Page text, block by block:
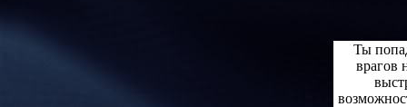
Ты
врагов